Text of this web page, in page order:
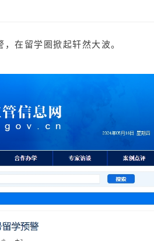
在留学圈掀起轩然大波。